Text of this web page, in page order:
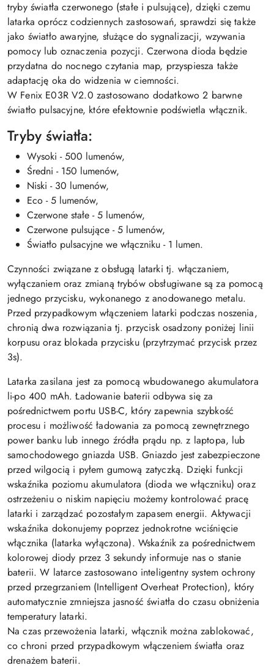
tryby światła czerwonego (stałe i pulsujące), dzięki czemu
latarka oprócz codziennych zastosowań, sprawdzi się także
jako światło awaryjne, służące do sygnalizacji, wzywania
pomocy lub oznaczenia pozycji. Czerwona dioda będzie
przydatna do nocnego czytania map, przyspiesza także
adaptację oka do widzenia w ciemności.
W Fenix E03R V2.0 zastosowano dodatkowo 2 barwne
światło pulsacyjne, które efektownie podświetla włącznik.
Tryby światła:
Wysoki - 500 lumenów,
Średni - 150 lumenów,
Niski - 30 lumenów,
Eco - 5 lumenów,
Czerwone stałe - 5 lumenów,
Czerwone pulsujące - 5 lumenów,
Światło pulsacyjne we włączniku - 1 lumen.
Czynności związane z obsługą latarki tj. włączaniem,
wyłączaniem oraz zmianą trybów obsługiwane są za pomocą
jednego przycisku, wykonanego z anodowanego metalu.
Przed przypadkowym włączeniem latarki podczas noszenia,
chronią dwa rozwiązania tj. przycisk osadzony poniżej linii
korpusu oraz blokada przycisku (przytrzymać przycisk przez
3s).
Latarka zasilana jest za pomocą wbudowanego akumulatora
li-po 400 mAh. Ładowanie baterii odbywa się za
pośrednictwem portu USB-C, który zapewnia szybkość
procesu i możliwość ładowania za pomocą zewnętrznego
power banku lub innego źródła prądu np. z laptopa, lub
samochodowego gniazda USB. Gniazdo jest zabezpieczone
przed wilgocią i pyłem gumową zatyczką. Dzięki funkcji
wskaźnika poziomu akumulatora (dioda we włączniku) oraz
ostrzeżeniu o niskim napięciu możemy kontrolować pracę
latarki i zarządzać pozostałym zapasem energii. Aktywacji
wskaźnika dokonujemy poprzez jednokrotne wciśnięcie
włącznika (latarka wyłączona). Wskaźnik za pośrednictwem
kolorowej diody przez 3 sekundy informuje nas o stanie
baterii. W latarce zastosowano inteligentny system ochrony
przed przegrzaniem (Intelligent Overheat Protection), który
automatycznie zmniejsza jasność światła do czasu obniżenia
temperatury latarki.
Na czas przewożenia latarki, włącznik można zablokować,
co chroni przed przypadkowym włączeniem światła oraz
drenażem baterii.